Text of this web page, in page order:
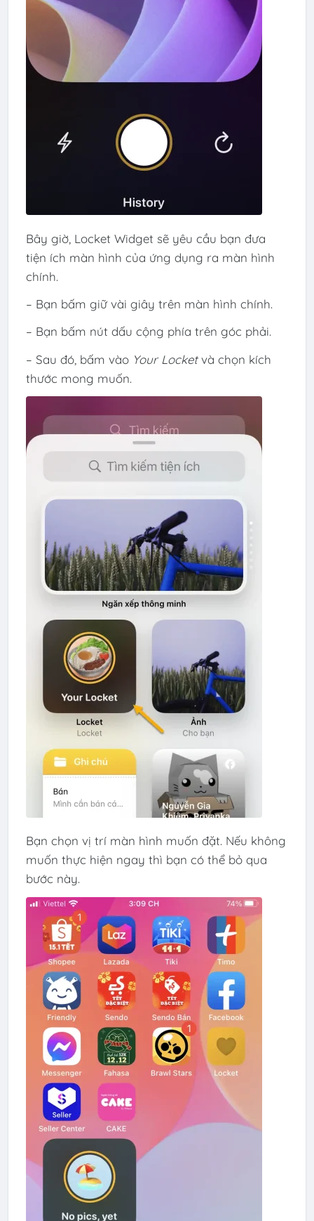
Bây giờ, Locket Widget sẽ yêu cầu bạn đưa
tiện ích màn hình của ứng dụng ra màn hình
chính.
– Bạn bấm giữ vài giây trên màn hình chính.
– Bạn bấm nút dấu cộng phía trên góc phải.
– Sau đó, bấm vào Your Locketvà chọn kích
thước mong muốn.
Bạn chọn vị trí màn hình muốn đặt. Nếu không
muốn thực hiện ngay thì bạn có thể bỏ qua
bước này.